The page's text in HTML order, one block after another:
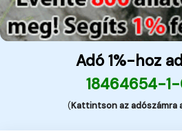
Adó 1%-hoz
18464654-
(Kattintson az adószámra